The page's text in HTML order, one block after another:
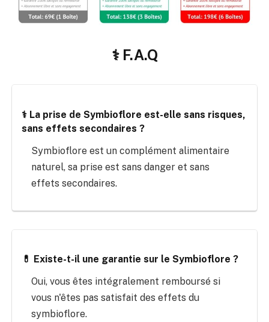
⚕️ F.A.Q
⚕️ La prise de Symbioflore est-elle sans risques,
sans effets secondaires ?
Symbioflore est un complément alimentaire
naturel, sa prise est sans danger et sans
effets secondaires.
💊 Existe-t-il une garantie sur le Symbioflore ?
Oui, vous êtes intégralement remboursé si
vous n'êtes pas satisfait des effets du
symbioflore.